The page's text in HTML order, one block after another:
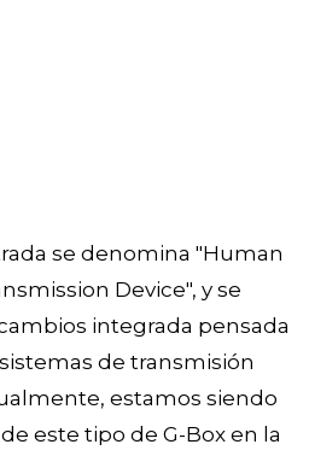
se denomina "Human
Device", y se
integrada pensada
de transmisión
estamos siendo
este tipo de G-Box en la